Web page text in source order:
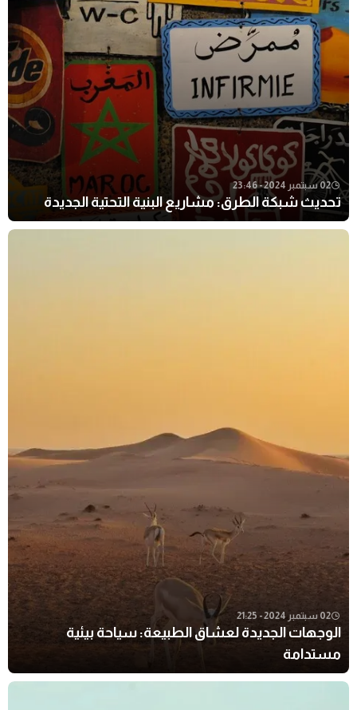
02 سبتمبر 2024 - 23:46
تحديث شبكة الطرق: مشاريع البنية التحتية الجديدة
02 سبتمبر 2024 - 21:25
الوجهات الجديدة لعشاق الطبيعة: سياحة بيئية
مستدامة